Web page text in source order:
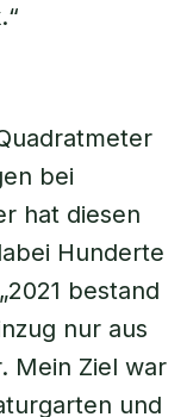
bei
hat diesen
Hunderte
bestand
nur aus
Mein Ziel war
und